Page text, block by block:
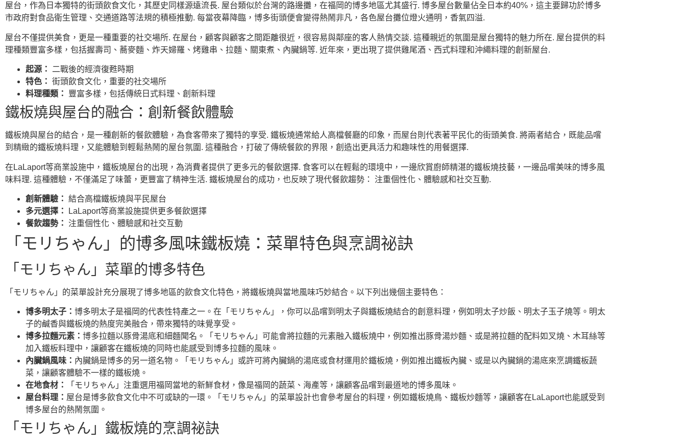
屋台，作為日本獨特的街頭飲食文化，其歷史同樣源遠流長. 屋台類似於台灣的路邊攤，在福岡的博多地區尤其盛行. 博多屋台數量佔全日本約40%，這主要歸功於博多
市政府對食品衛生管理、交通道路等法規的積極推動. 每當夜幕降臨，博多街頭便會變得熱鬧非凡，各色屋台攤位燈火通明，香氣四溢.
屋台不僅提供美食，更是一種重要的社交場所. 在屋台，顧客與顧客之間距離很近，很容易與鄰座的客人熱情交談. 這種親近的氛圍是屋台獨特的魅力所在. 屋台提供的料
理種類豐富多樣，包括握壽司、蕎麥麵、炸天婦羅、烤雞串、拉麵、關東煮、內臟鍋等. 近年來，更出現了提供雞尾酒、西式料理和沖繩料理的創新屋台.
起源：
二戰後的經濟復甦時期
特色： 街頭飲食文化，重要的社交場所
料理種類：
豐富多樣，包括傳統日式料理、創新料理
鐵板燒與屋台的融合：創新餐飲體驗
鐵板燒與屋台的結合，是一種創新的餐飲體驗，為食客帶來了獨特的享受. 鐵板燒通常給人高檔餐廳的印象，而屋台則代表著平民化的街頭美食. 將兩者結合，既能品嚐
到精緻的鐵板燒料理，又能體驗到輕鬆熱鬧的屋台氛圍. 這種融合，打破了傳統餐飲的界限，創造出更具活力和趣味性的用餐選擇.
在LaLaport等商業設施中，鐵板燒屋台的出現，為消費者提供了更多元的餐飲選擇. 食客可以在輕鬆的環境中，一邊欣賞廚師精湛的鐵板燒技藝，一邊品嚐美味的博多風
味料理. 這種體驗，不僅滿足了味蕾，更豐富了精神生活. 鐵板燒屋台的成功，也反映了現代餐飲趨勢： 注重個性化、體驗感和社交互動.
創新體驗： 結合高檔鐵板燒與平民屋台
多元選擇：
LaLaport等商業設施提供更多餐飲選擇
餐飲趨勢：
注重個性化、體驗感和社交互動
「モリちゃん」的博多風味鐵板燒：菜單特色與烹調祕訣
「モリちゃん」菜單的博多特色
「モリちゃん」的菜單設計充分展現了博多地區的飲食文化特色，將鐵板燒與當地風味巧妙結合。以下列出幾個主要特色：
博多明太子： 博多明太子是福岡的代表性特產之一。在「モリちゃん」，你可以品嚐到明太子與鐵板燒結合的創意料理，例如明太子炒飯、明太子玉子燒等。明太
子的鹹香與鐵板燒的熱度完美融合，帶來獨特的味覺享受。
博多拉麵元素： 博多拉麵以豚骨湯底和細麵聞名。「モリちゃん」可能會將拉麵的元素融入鐵板燒中，例如推出豚骨湯炒麵、或是將拉麵的配料如叉燒、木耳絲等
加入鐵板料理中，讓顧客在鐵板燒的同時也能感受到博多拉麵的風味。
內臟鍋風味： 內臟鍋是博多的另一道名物。「モリちゃん」或許可將內臟鍋的湯底或食材運用於鐵板燒，例如推出鐵板內臟、或是以內臟鍋的湯底來烹調鐵板蔬
菜，讓顧客體驗不一樣的鐵板燒。
在地食材：
「モリちゃん」注重選用福岡當地的新鮮食材，像是福岡的蔬菜、海產等，讓顧客品嚐到最道地的博多風味。
屋台料理： 屋台是博多飲食文化中不可或缺的一環。「モリちゃん」的菜單設計也會參考屋台的料理，例如鐵板燒鳥、鐵板炒麵等，讓顧客在LaLaport也能感受到
博多屋台的熱鬧氛圍。
「モリちゃん」鐵板燒的烹調祕訣